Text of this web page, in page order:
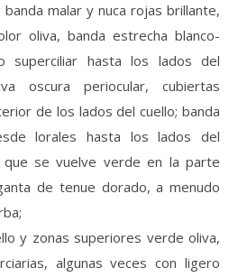
malar y nuca rojas brillante,
oliva, banda estrecha blanco-
superciliar hasta los lados del
oscura periocular, cubiertas
de los lados del cuello; banda
lorales hasta los lados del
que se vuelve verde en la parte
de tenue dorado, a menudo
y zonas superiores verde oliva,
algunas veces con ligero